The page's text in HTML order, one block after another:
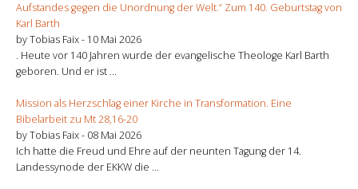
Aufstandes gegen die Unordnung der Welt.“ Zum 140. Geburtstag von
Karl Barth
by Tobias Faix - 10 Mai 2026
. Heute vor 140 Jahren wurde der evangelische Theologe Karl Barth
geboren. Und er ist ...
Mission als Herzschlag einer Kirche in Transformation. Eine
Bibelarbeit zu Mt 28,16-20
by Tobias Faix - 08 Mai 2026
Ich hatte die Freud und Ehre auf der neunten Tagung der 14.
Landessynode der EKKW die ...